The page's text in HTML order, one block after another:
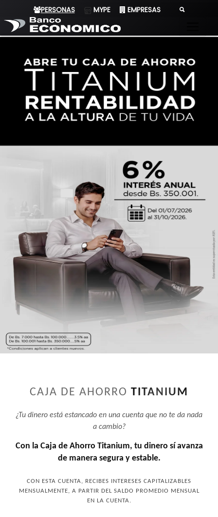
PERSONAS MYPE EMPRESAS
CAJA DE AHORRO TITANIUM
¿Tu dinero está estancado en una cuenta que no te da nada
a cambio?
Con la Caja de Ahorro Titanium, tu dinero sí avanza
de manera segura y estable.
CON ESTA CUENTA, RECIBES INTERESES CAPITALIZABLES
MENSUALMENTE, A PARTIR DEL SALDO PROMEDIO MENSUAL
EN LA CUENTA.